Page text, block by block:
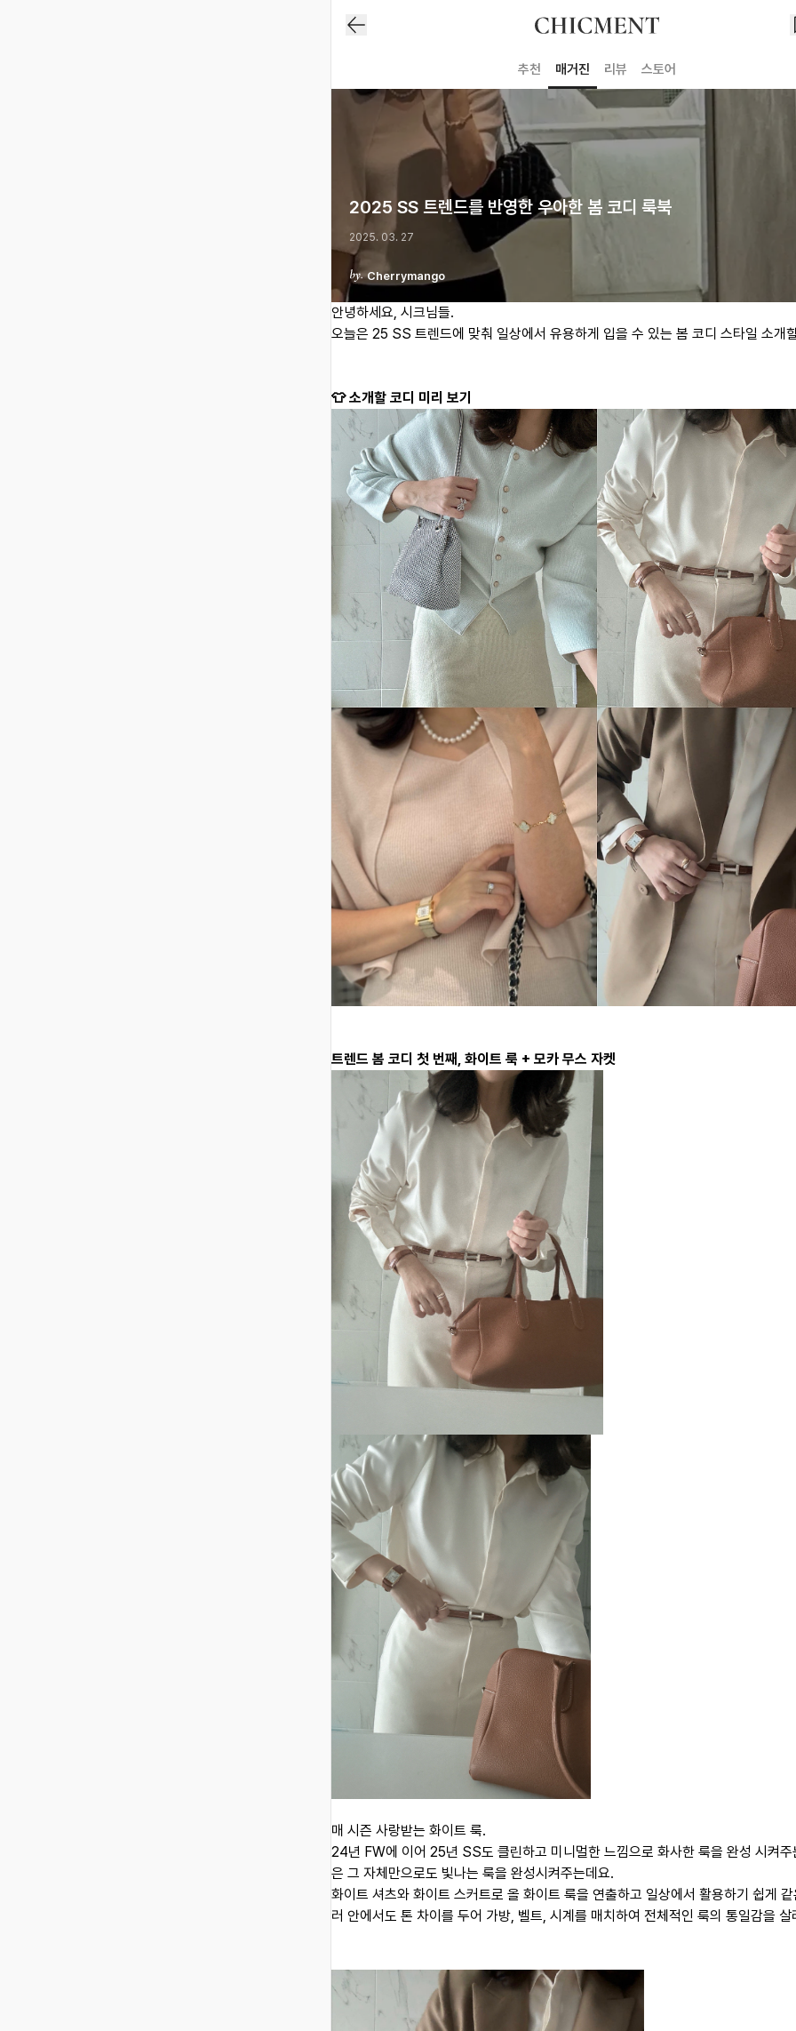
추천 매거진 리뷰 스토어
2025 SS 트렌드를 반영한 우아한 봄 코디 룩북
2025. 03. 27
Cherrymango
안녕하세요, 시크님들.
오늘은 25 SS 트렌드에 맞춰 일상에서 유용하게 입을 수 있는 봄 코디 스타일 소개
👕 소개할 코디 미리 보기
트렌드 봄 코디 첫 번째, 화이트 룩 + 모카 무스 자켓
매 시즌 사랑받는 화이트 룩.
24년 FW에 이어 25년 SS도 클린하고 미니멀한 느낌으로 화사한 룩을 완성 시켜
은 그 자체만으로도 빛나는 룩을 완성시켜주는데요.
화이트 셔츠와 화이트 스커트로 올 화이트 룩을 연출하고 일상에서 활용하기 쉽게
러 안에서도 톤 차이를 두어 가방, 벨트, 시계를 매치하여 전체적인 룩의 통일감을 살